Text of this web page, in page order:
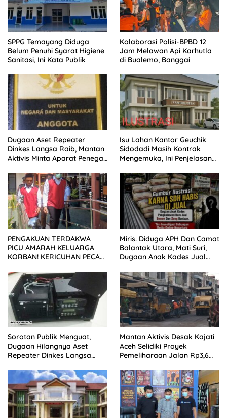
SPPG Temayang Diduga
Belum Penuhi Syarat Higiene
Sanitasi, Ini Kata Publik
Kolaborasi Polisi-BPBD 12
Jam Melawan Api Karhutla
di Bualemo, Banggai
Dugaan Aset Repeater
Dinkes Langsa Raib, Mantan
Aktivis Minta Aparat Penegak
Isu Lahan Kantor Geuchik
Sidodadi Masih Kontrak
Mengemuka, Ini Penjelasan
PENGAKUAN TERDAKWA
PICU AMARAH KELUARGA
KORBAN! KERICUHAN PECAH
DITUNDA
Miris. Diduga APH Dan Camat
Balantak Utara, Mati Suri,
Dugaan Anak Kades Jual
Sorotan Publik Menguat,
Dugaan Hilangnya Aset
Repeater Dinkes Langsa
Mantan Aktivis Desak Kajati
Aceh Selidiki Proyek
Pemeliharaan Jalan Rp3,6